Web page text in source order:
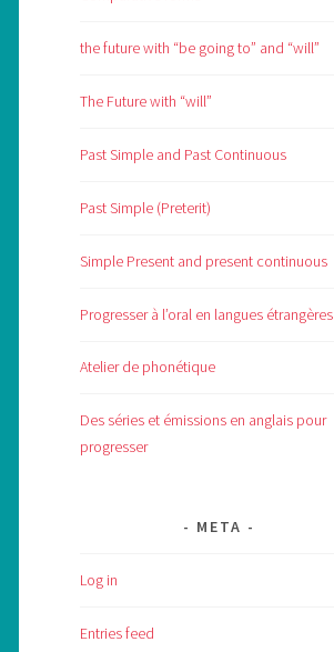
the future with “be going to” and “will”
The Future with “will”
Past Simple and Past Continuous
Past Simple (Preterit)
Simple Present and present continuous
Progresser à l’oral en langues étrangères
Atelier de phonétique
Des séries et émissions en anglais pour
progresser
META
Log in
Entries feed